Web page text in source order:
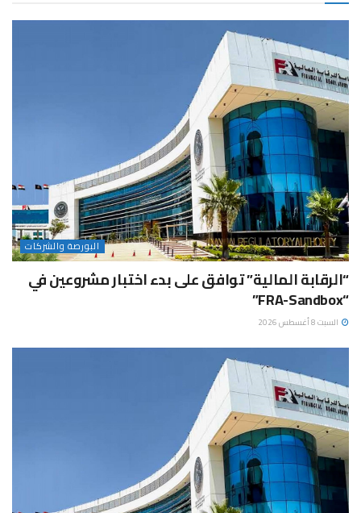
البورصة والشركات
“الرقابة المالية” توافق على بدء اختبار مشروعين في
“FRA-Sandbox”
السبت 8 أغسطس 2026